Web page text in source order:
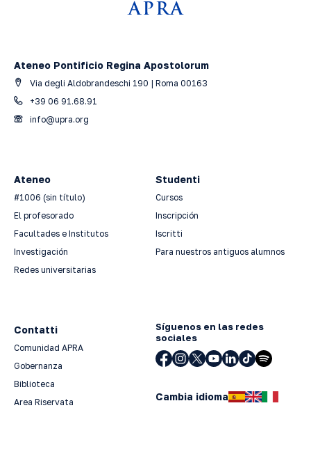
Ateneo Pontificio Regina Apostolorum
Via degli Aldobrandeschi 190 | Roma 00163
+39 06 91.68.91
info@upra.org
Ateneo
#1006 (sin título)
El profesorado
Facultades e Institutos
Investigación
Redes universitarias
Studenti
Cursos
Inscripción
Iscritti
Para nuestros antiguos alumnos
Contatti
Comunidad APRA
Gobernanza
Biblioteca
Area Riservata
Síguenos en las redes
sociales
Cambia idioma